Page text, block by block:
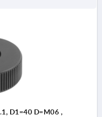
D1=40 D=M06 ,